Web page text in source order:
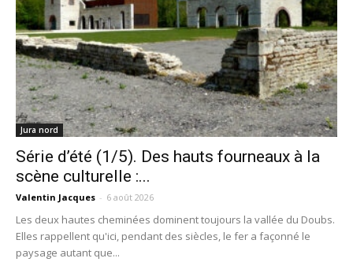
Jura nord
Série d’été (1/5). Des hauts fourneaux à la
scène culturelle :...
Valentin Jacques - 6 août 2026
Les deux hautes cheminées dominent toujours la vallée du Doubs.
Elles rappellent qu'ici, pendant des siècles, le fer a façonné le
paysage autant que...